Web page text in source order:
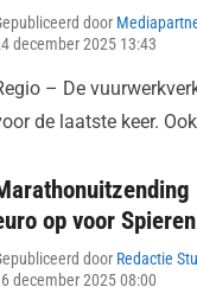
door
december 2025 13:43
– De
de laatste keer.
op voor
door Redactie
december 2025 08:00